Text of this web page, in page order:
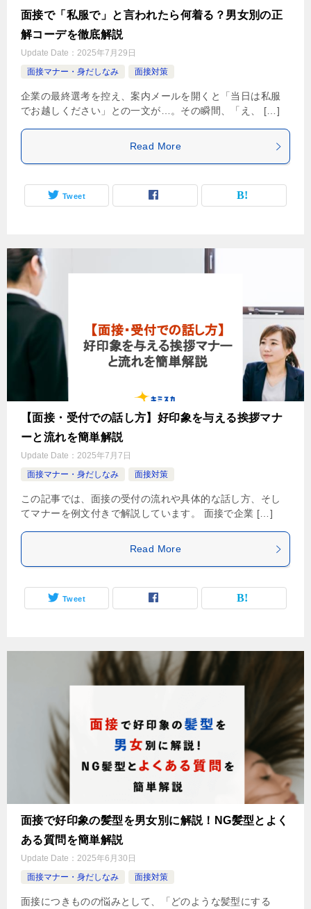
面接で「私服で」と言われたら何着る？男女別の正
解コーデを徹底解説
Update Date： 2025年7月29日
面接マナー・身だしなみ
面接対策
企業の最終選考を控え、案内メールを開くと「当日は私服
でお越しください」との一文が…。その瞬間、「え、 […]
Read More
Tweet
【面接・受付での話し方】好印象を与える挨拶マナ
ーと流れを簡単解説
Update Date： 2025年7月7日
面接マナー・身だしなみ
面接対策
この記事では、面接の受付の流れや具体的な話し方、そし
てマナーを例文付きで解説しています。 面接で企業 […]
Read More
Tweet
面接で好印象の髪型を男女別に解説！NG髪型とよく
ある質問を簡単解説
Update Date： 2025年6月30日
面接マナー・身だしなみ
面接対策
面接につきものの悩みとして、「どのような髪型にする